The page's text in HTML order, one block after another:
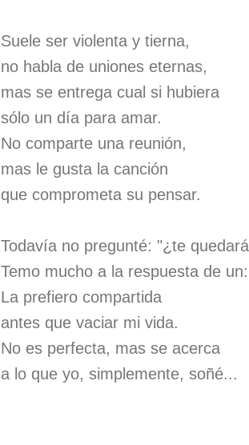
Suele ser violenta y tierna,
no habla de uniones eternas,
mas se entrega cual si hubiera
sólo un día para amar.
No comparte una reunión,
mas le gusta la canción
que comprometa su pensar.
Todavía no pregunté: "¿te
Temo mucho a la respuesta de
La prefiero compartida
antes que vaciar mi vida.
No es perfecta, mas se acerca
a lo que yo, simplemente, soñé...